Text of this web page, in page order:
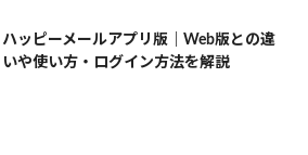
ハッピーメールアプリ版｜Web版との違
いや使い方・ログイン方法を解説